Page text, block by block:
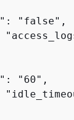
"false",
"60",